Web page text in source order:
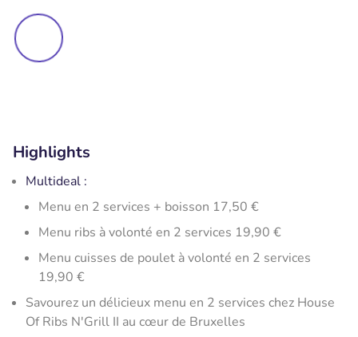
Highlights
Multideal :
Menu en 2 services + boisson 17,50 €
Menu ribs à volonté en 2 services 19,90 €
Menu cuisses de poulet à volonté en 2 services
19,90 €
Savourez un délicieux menu en 2 services chez House
Of Ribs N'Grill II au cœur de Bruxelles